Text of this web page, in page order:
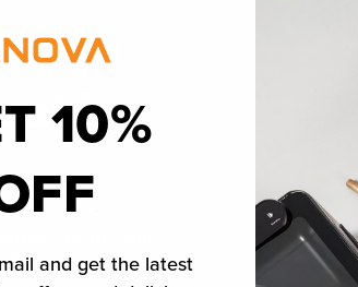
que buscan
10%
and get the latest